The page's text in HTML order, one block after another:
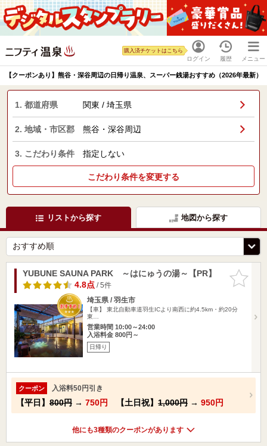
ログイン
購入済チケットはこちら
履歴 メニュー
【クーポンあり】熊谷・深谷周辺の日帰り温泉、スーパー銭湯おすすめ（2026年最新）
1. 都道府県 関東 / 埼玉県
2. 地域・市区郡 熊谷・深谷周辺
3. こだわり条件 指定しない
こだわり条件を変更する
リストから探す 地図から探す
お気に入
りに追加
YUBUNE SAUNA PARK ～はにゅうの湯～【PR】
4.8点/ 5件
埼玉県 / 羽生市
【車】 東北自動車道羽生ICより南西に約4.5km・約20分
東…
営業時間 10:00～24:00
入浴料金 800円～
日帰り
クーポン 入浴料50円引き
【平日】 800円 → 750円 【土日祝】 1,000円 → 950円
他にも3種類のクーポンがあります